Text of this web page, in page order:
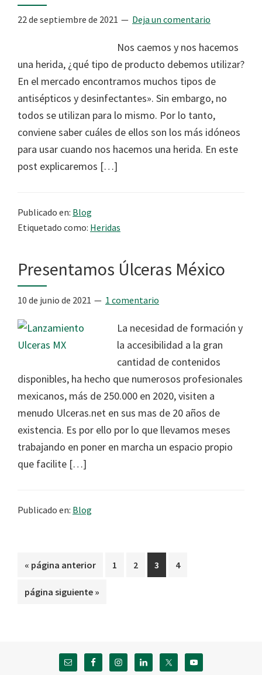
22 de septiembre de 2021 Deja un comentario
Nos caemos y nos hacemos
una herida, ¿qué tipo de producto debemos utilizar?
En el mercado encontramos muchos tipos de
antisépticos y desinfectantes». Sin embargo, no
todos se utilizan para lo mismo. Por lo tanto,
conviene saber cuáles de ellos son los más idóneos
para usar cuando nos hacemos una herida. En este
post explicaremos […]
Publicado en: Blog
Etiquetado como: Heridas
Presentamos Úlceras México
10 de junio de 2021 1 comentario
La necesidad de formación y
la accesibilidad a la gran
cantidad de contenidos
disponibles, ha hecho que numerosos profesionales
mexicanos, más de 250.000 en 2020, visiten a
menudo Ulceras.net en sus mas de 20 años de
existencia. Es por ello por lo que llevamos meses
trabajando en poner en marcha un espacio propio
que facilite […]
Publicado en: Blog
« Ir
la
página anterior Página
1 Página
2 Página
3 Página
4
Ir
página siguiente »